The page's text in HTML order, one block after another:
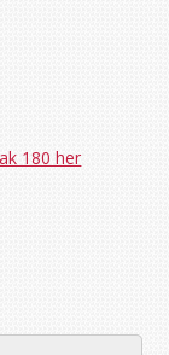
180 her